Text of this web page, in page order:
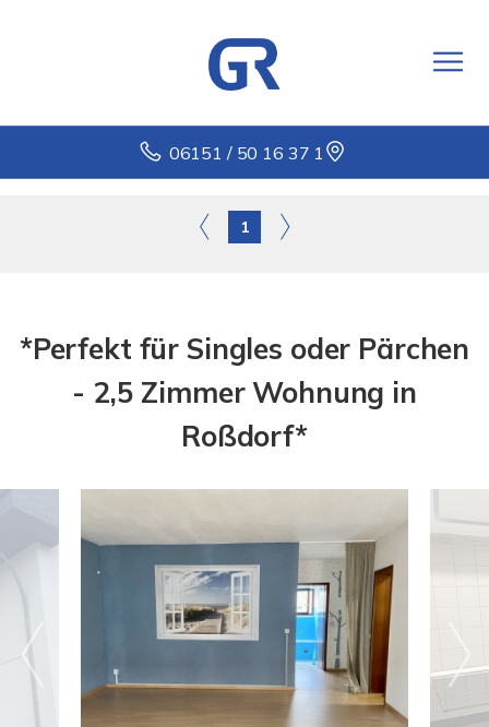
06151 / 50 16 37 1
1
*Perfekt für Singles oder Pärchen
- 2,5 Zimmer Wohnung in
Roßdorf*